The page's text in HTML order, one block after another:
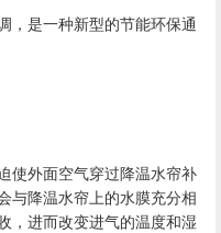
，是一种新型的节能环保通
使外面空气穿过降温水帘补
与降温水帘上的水膜充分相
，进而改变进气的温度和湿